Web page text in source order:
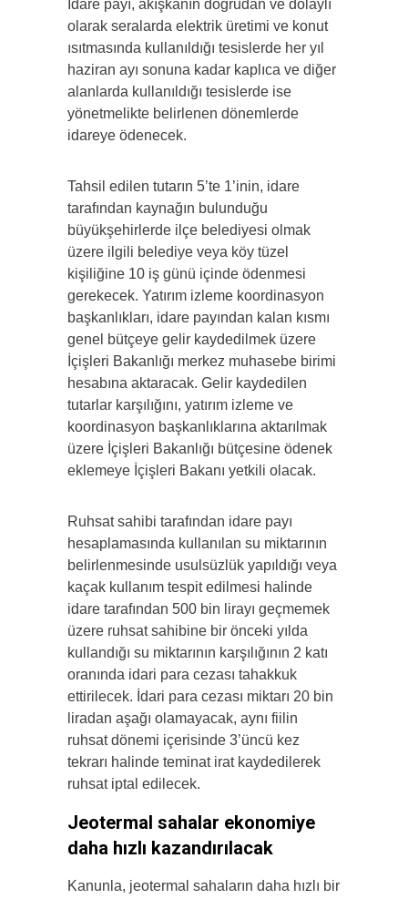
İdare payı, akışkanın doğrudan ve dolaylı
olarak seralarda elektrik üretimi ve konut
ısıtmasında kullanıldığı tesislerde her yıl
haziran ayı sonuna kadar kaplıca ve diğer
alanlarda kullanıldığı tesislerde ise
yönetmelikte belirlenen dönemlerde
idareye ödenecek.
Tahsil edilen tutarın 5’te 1’inin, idare
tarafından kaynağın bulunduğu
büyükşehirlerde ilçe belediyesi olmak
üzere ilgili belediye veya köy tüzel
kişiliğine 10 iş günü içinde ödenmesi
gerekecek. Yatırım izleme koordinasyon
başkanlıkları, idare payından kalan kısmı
genel bütçeye gelir kaydedilmek üzere
İçişleri Bakanlığı merkez muhasebe birimi
hesabına aktaracak. Gelir kaydedilen
tutarlar karşılığını, yatırım izleme ve
koordinasyon başkanlıklarına aktarılmak
üzere İçişleri Bakanlığı bütçesine ödenek
eklemeye İçişleri Bakanı yetkili olacak.
Ruhsat sahibi tarafından idare payı
hesaplamasında kullanılan su miktarının
belirlenmesinde usulsüzlük yapıldığı veya
kaçak kullanım tespit edilmesi halinde
idare tarafından 500 bin lirayı geçmemek
üzere ruhsat sahibine bir önceki yılda
kullandığı su miktarının karşılığının 2 katı
oranında idari para cezası tahakkuk
ettirilecek. İdari para cezası miktarı 20 bin
liradan aşağı olamayacak, aynı fiilin
ruhsat dönemi içerisinde 3’üncü kez
tekrarı halinde teminat irat kaydedilerek
ruhsat iptal edilecek.
Jeotermal sahalar ekonomiye
daha hızlı kazandırılacak
Kanunla, jeotermal sahaların daha hızlı bir